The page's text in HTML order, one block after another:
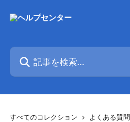
記事を検索...
すべてのコレクション
よくある質問